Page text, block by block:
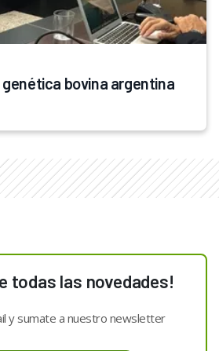
bovina argentina
todas las novedades!
y sumate a nuestro newsletter